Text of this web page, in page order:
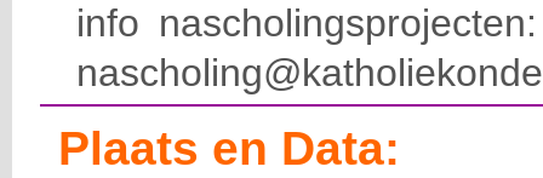
info
Plaats en Data: